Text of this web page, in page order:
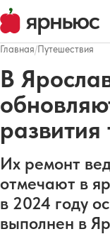
Главная/Путешествия
В
Их ремонт
отмечают в
в 2024 году
выполнен в